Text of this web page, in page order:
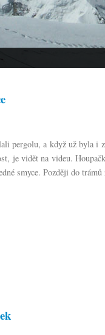
pergolu, a když už byla i
je vidět na videu.
smyce. Později do